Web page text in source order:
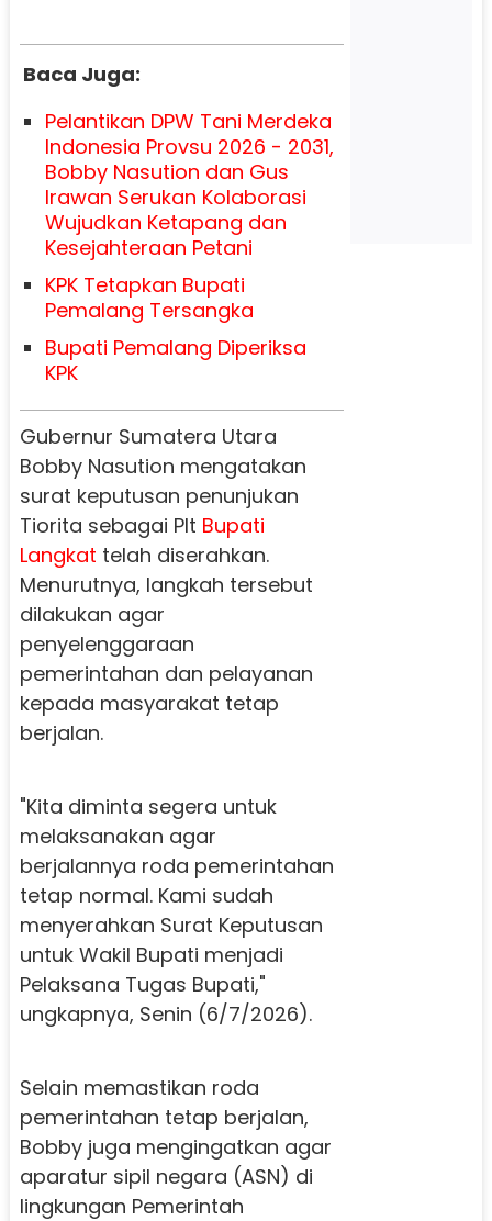
Baca Juga:
Pelantikan DPW Tani Merdeka
Indonesia Provsu 2026 - 2031,
Bobby Nasution dan Gus
Irawan Serukan Kolaborasi
Wujudkan Ketapang dan
Kesejahteraan Petani
KPK Tetapkan Bupati
Pemalang Tersangka
Bupati Pemalang Diperiksa
KPK
Gubernur Sumatera Utara
Bobby Nasution mengatakan
surat keputusan penunjukan
Tiorita sebagai Plt Bupati
Langkat telah diserahkan.
Menurutnya, langkah tersebut
dilakukan agar
penyelenggaraan
pemerintahan dan pelayanan
kepada masyarakat tetap
berjalan.
"Kita diminta segera untuk
melaksanakan agar
berjalannya roda pemerintahan
tetap normal. Kami sudah
menyerahkan Surat Keputusan
untuk Wakil Bupati menjadi
Pelaksana Tugas Bupati,"
ungkapnya, Senin (6/7/2026).
Selain memastikan roda
pemerintahan tetap berjalan,
Bobby juga mengingatkan agar
aparatur sipil negara (ASN) di
lingkungan Pemerintah